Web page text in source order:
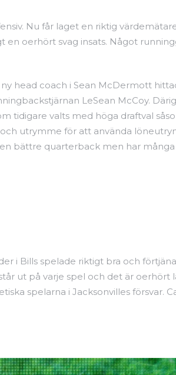
Nu får laget en riktig
oerhört svag insats. Något
head coach i Sean McDermott
LeSean McCoy.
tidigare valts med höga draftval
utrymme för att använda
bättre quarterback men har många
i Bills spelade riktigt bra och
ut på varje spel och det är oerhört
spelarna i Jacksonvilles försvar.